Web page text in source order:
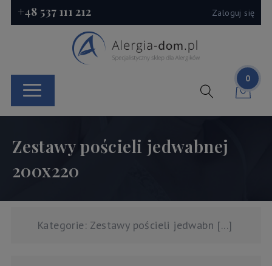
+48 537 111 212 Zaloguj się
0
Zestawy pościeli jedwabnej
200x220
Kategorie: Zestawy pościeli jedwabn [...]